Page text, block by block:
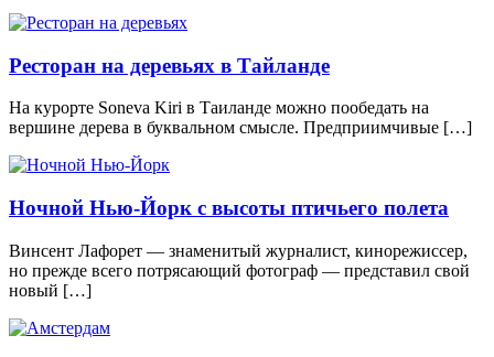
Ресторан на деревьях в Тайланде
На курорте Soneva Kiri в Таиланде можно пообедать на
вершине дерева в буквальном смысле. Предприимчивые […]
Ночной Нью-Йорк с высоты птичьего полета
Винсент Лафорет — знаменитый журналист, кинорежиссер,
но прежде всего потрясающий фотограф — представил свой
новый […]